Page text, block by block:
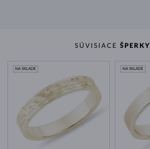
SÚVISIACE ŠPERKY
NA SKLADE NA SKLADE